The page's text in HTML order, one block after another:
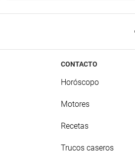
CONTACTO
Horóscopo
Motores
Recetas
Trucos caseros